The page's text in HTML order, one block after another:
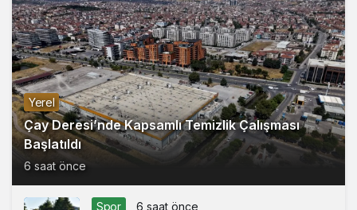
Yerel
Çay Deresi’nde Kapsamlı Temizlik Çalışması
Başlatıldı
6 saat önce
Spor 6 saat önce